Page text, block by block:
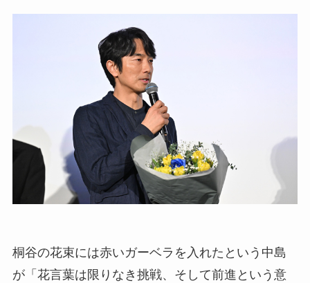
桐谷の花束には赤いガーベラを入れたという中島
が「花言葉は限りなき挑戦、そして前進という意